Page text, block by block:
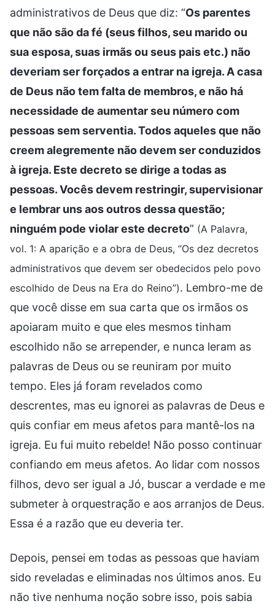
administrativos de Deus que diz: “Os parentes
que não são da fé (seus filhos, seu marido ou
sua esposa, suas irmãs ou seus pais etc.) não
deveriam ser forçados a entrar na igreja. A casa
de Deus não tem falta de membros, e não há
necessidade de aumentar seu número com
pessoas sem serventia. Todos aqueles que não
creem alegremente não devem ser conduzidos
à igreja. Este decreto se dirige a todas as
pessoas. Vocês devem restringir, supervisionar
e lembrar uns aos outros dessa questão;
ninguém pode violar este decreto” (A Palavra,
vol. 1: A aparição e a obra de Deus, “Os dez decretos
administrativos que devem ser obedecidos pelo povo
escolhido de Deus na Era do Reino”). Lembro-me de
que você disse em sua carta que os irmãos os
apoiaram muito e que eles mesmos tinham
escolhido não se arrepender, e nunca leram as
palavras de Deus ou se reuniram por muito
tempo. Eles já foram revelados como
descrentes, mas eu ignorei as palavras de Deus e
quis confiar em meus afetos para mantê-los na
igreja. Eu fui muito rebelde! Não posso continuar
confiando em meus afetos. Ao lidar com nossos
filhos, devo ser igual a Jó, buscar a verdade e me
submeter à orquestração e aos arranjos de Deus.
Essa é a razão que eu deveria ter.
Depois, pensei em todas as pessoas que haviam
sido reveladas e eliminadas nos últimos anos. Eu
não tive nenhuma noção sobre isso, pois sabia